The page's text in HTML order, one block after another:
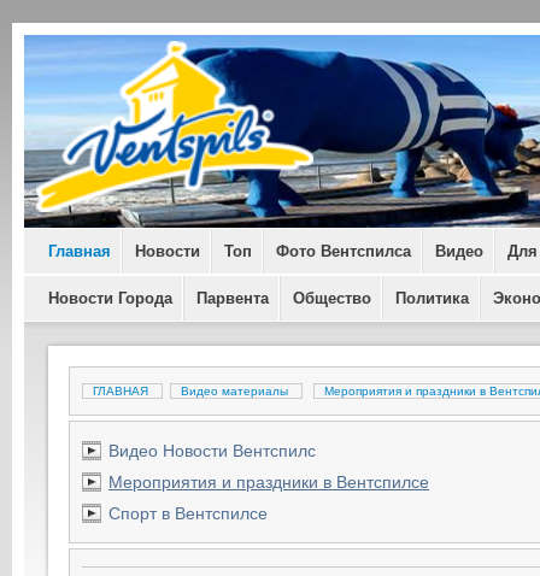
Главная Новости Топ Фото Вентспилса Видео Для
Новости Города Парвента Общество Политика
ГЛАВНАЯ Видео материалы Мероприятия и праздники в
Видео Новости Вентспилс
Мероприятия и праздники в Вентспилсе
Спорт в Вентспилсе